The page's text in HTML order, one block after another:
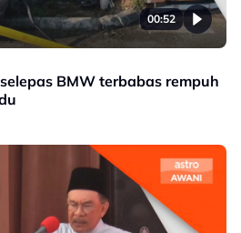
00:52
BMW terbabas rempuh